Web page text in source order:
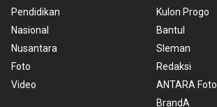
Pendidikan
Nasional
Nusantara
Foto
Video
Kulon Progo
Bantul
Sleman
Redaksi
ANTARA Foto
BrandA